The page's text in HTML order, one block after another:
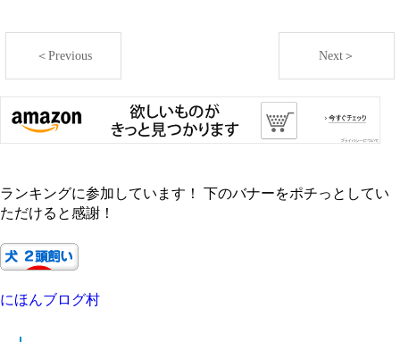
＜Previous Next＞
ランキングに参加しています！ 下のバナーをポチっとしてい
ただけると感謝！
にほんブログ村